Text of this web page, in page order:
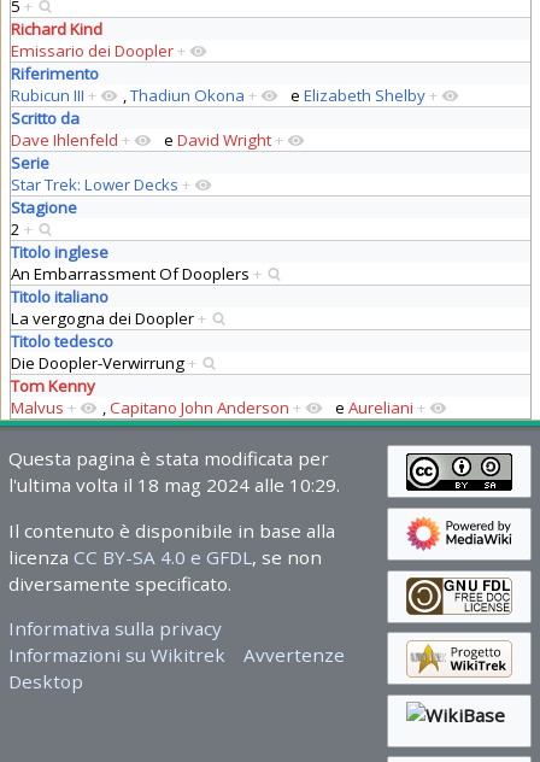
5 +
Richard Kind
Emissario dei Doopler+
Riferimento
Rubicun III + ,Thadiun Okona + e Elizabeth Shelby+
Scritto da
Dave Ihlenfeld + e David Wright+
Serie
Star Trek: Lower Decks +
Stagione
2 +
Titolo inglese
An Embarrassment Of Dooplers +
Titolo italiano
La vergogna dei Doopler+
Titolo tedesco
Die Doopler-Verwirrung+
Tom Kenny
Malvus + ,Capitano John Anderson + e Aureliani +
Questa pagina è stata modificata per
l'ultima volta il 18 mag 2024 alle 10:29.
Il contenuto è disponibile in base alla
licenza CC BY-SA 4.0 e GFDL , se non
diversamente specificato.
Informativa sulla privacy
Informazioni su Wikitrek
Avvertenze
Desktop